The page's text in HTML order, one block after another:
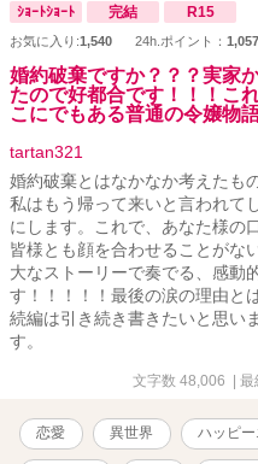
ｼｮｰﾄｼｮｰﾄ 完結 R15
お気に入り:1,540 24h.ポイント： 1,057
婚約破棄ですか？？？実家
たので好都合です！！！こ
こにでもある普通の令嬢物
tartan321
婚約破棄とはなかなか考えたも
私はもう帰って来いと言われて
にします。これで、あなた様の
皆様とも顔を合わせることがな
大なストーリーで奏でる、感動
す！！！！！最後の涙の理由と
続編は引き続き書きたいと思い
す。
文字数 48,006 |
恋愛 異世界 ハッピ